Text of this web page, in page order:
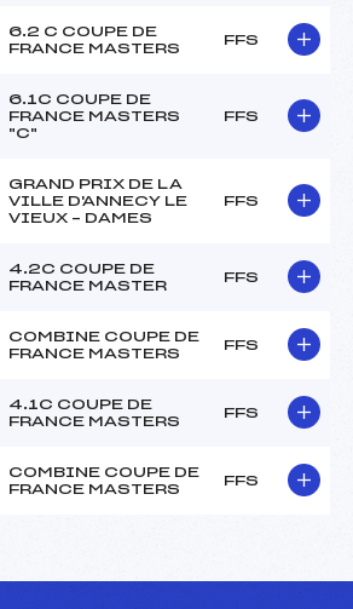
6.2 C COUPE DE
FRANCE MASTERS
FFS
6.1C COUPE DE
FRANCE MASTERS
"C"
FFS
GRAND PRIX DE LA
VILLE D'ANNECY LE
VIEUX – DAMES
FFS
4.2C COUPE DE
FRANCE MASTER
FFS
COMBINE COUPE DE
FRANCE MASTERS
FFS
4.1C COUPE DE
FRANCE MASTERS
FFS
COMBINE COUPE DE
FRANCE MASTERS
FFS